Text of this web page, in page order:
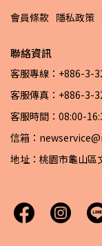
會員條款 隱私政策
聯絡資訊
客服專線：+886-3-
客服傳真：+886-3-
客服時間：08:00-
信箱：
地址：桃園市龜山區